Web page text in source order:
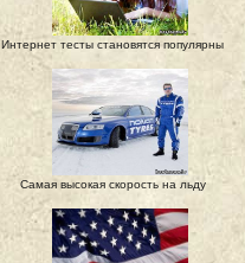
Интернет тесты становятся популярны
Самая высокая скорость на льду